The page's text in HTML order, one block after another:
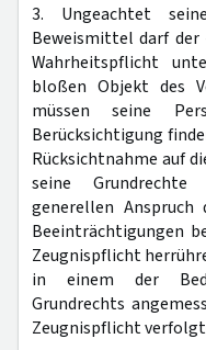
3. Ungeachtet
Beweismittel darf der
Wahrheitspflicht
bloßen Objekt des
müssen seine
Berücksichtigung
Rücksichtnahme auf
seine
generellen
Beeinträchtigungen
Zeugnispflicht
in einem der
Grundrechts
Zeugnispflicht